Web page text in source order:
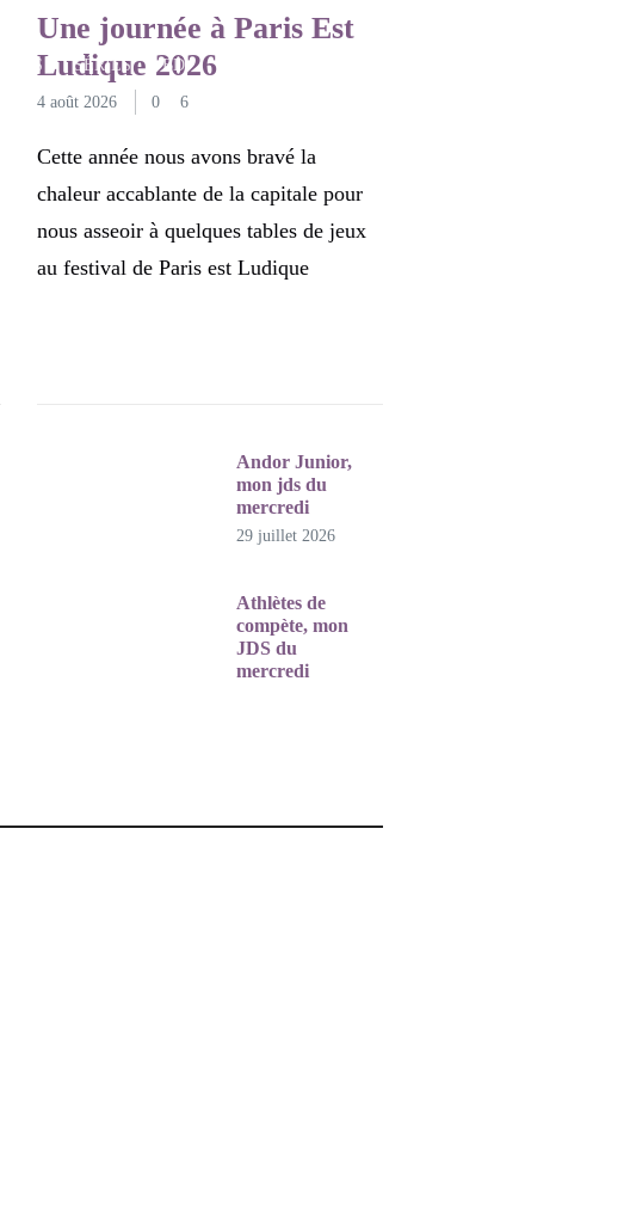
FILMS SÉRIES BD TOUT
JEUX DE SOCIÉTÉ
Une journée à Paris Est
Ludique 2026
4 août 2026 0 6
Cette année nous avons bravé la
chaleur accablante de la capitale pour
nous asseoir à quelques tables de jeux
au festival de Paris est Ludique
Andor Junior,
mon jds du
mercredi
29 juillet 2026
Athlètes de
compète, mon
JDS du
mercredi